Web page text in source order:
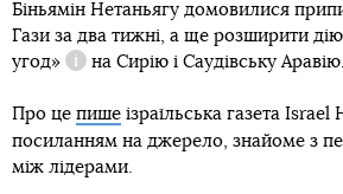
Біньямін Нетаньягу домовилися
Гази за два тижні, а ще розширити дію
угод»
Довідка
на Сирію і Саудівську Аравію.
Про це пише ізраїльська газета Israel
посиланням на джерело, знайоме з
між лідерами.